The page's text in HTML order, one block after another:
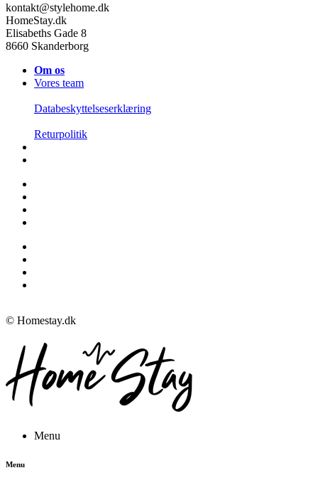
kontakt@stylehome.dk
HomeStay.dk
Elisabeths Gade 8
8660 Skanderborg
Om os
Vores team
Databeskyttelseserklæring
Returpolitik
© Homestay.dk
Menu
Menu